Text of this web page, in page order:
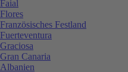
Faial
Flores
Französisches Festland
Fuerteventura
Graciosa
Gran Canaria
Albanien